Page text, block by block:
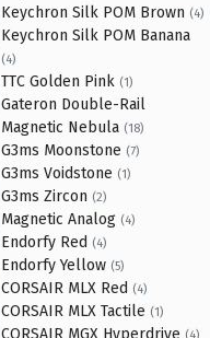
Keychron Silk POM Brown (4)
Keychron Silk POM Banana
(4)
TTC Golden Pink (1)
Gateron Double-Rail
Magnetic Nebula (18)
G3ms Moonstone (7)
G3ms Voidstone (1)
G3ms Zircon (2)
Magnetic Analog (4)
Endorfy Red (4)
Endorfy Yellow (5)
CORSAIR MLX Red (4)
CORSAIR MLX Tactile (1)
CORSAIR MGX Hyperdrive